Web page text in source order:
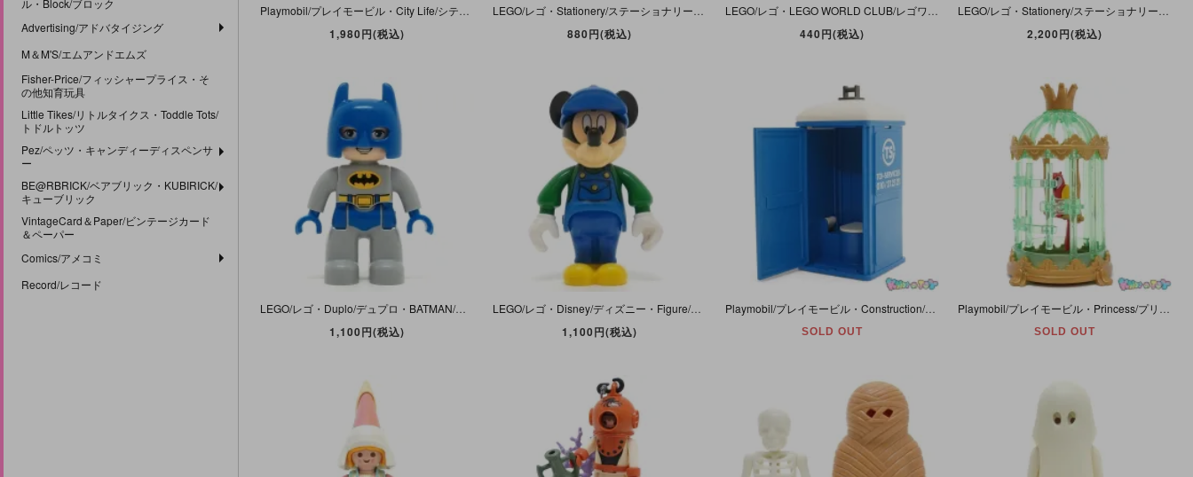
ル・Block/ブロック
Advertising/アドバタイジング
M＆M'S/エムアンドエムズ
Fisher-Price/フィッシャープライス・そ
の他知育玩具
Little Tikes/リトルタイクス・Toddle Tots/
トドルトッツ
Pez/ペッツ・キャンディーディスペンサ
ー
BE@RBRICK/ベアブリック・KUBIRICK/
キューブリック
VintageCard＆Paper/ビンテージカード
＆ペーパー
Comics/アメコミ
Record/レコード
Playmobil/プレイモービル・City Life/シティライフ 「Dentist's Office/デンタルオフィス/歯科医院/歯医者」 欠品＆パーツ折れ＆ダメージ有・#3927
1,980円(税込)
LEGO/レゴ・Stationery/ステーショナリー・Brick(Block) Eraser Set(Blue・Yellow・Red)/ブリックイレーザーセット/ブロック型消しゴム3個セット・未使用
880円(税込)
LEGO/レゴ・LEGO WORLD CLUB/レゴワールドクラブ・Stationery/ステーショナリー・Pencil/ペンシル/鉛筆2本セット・Black/ブラック/黒・17.6cm・未開封
440円(税込)
LEGO/レゴ・Stationery/ステーショナリー・Memo Pad・Block/メモパッド・ブロック・4色・9.8×9.8cm・未開封
2,200円(税込)
LEGO/レゴ・Duplo/デュプロ・BATMAN/バットマン・Figure/フィギュア/フィグ 「BATMAN/バットマン・Blue/ブルー/青・＃47394」 マント欠品
1,100円(税込)
LEGO/レゴ・Disney/ディズニー・Figure/フィギュア 「Mickey Mouse/ミッキーマウス・作業着/作業服(キャップ/帽子・シャツ・オーバーオール)・＃33254」
1,100円(税込)
Playmobil/プレイモービル・Construction/コンストラクション 「Mobile Toilet/モービルトイレット/仮設トイレ」 フィグ欠品トイレのみ・#9844
SOLD OUT SOLD OUT